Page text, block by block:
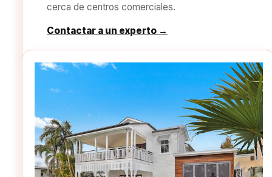
cerca de centros comerciales.
Contactar a un experto →